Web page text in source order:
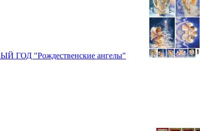
ГОД "Рождественские ангелы"